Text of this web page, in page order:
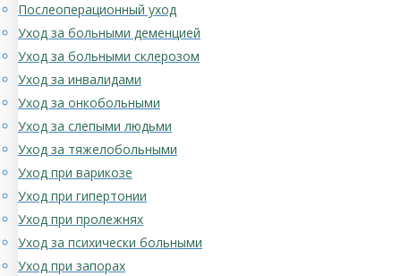
Послеоперационный уход
Уход за больными деменцией
Уход за больными склерозом
Уход за инвалидами
Уход за онкобольными
Уход за слепыми людьми
Уход за тяжелобольными
Уход при варикозе
Уход при гипертонии
Уход при пролежнях
Уход за психически больными
Уход при запорах